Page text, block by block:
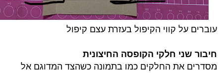
עוברים על קווי הקיפול בעזרת עצם קיפול
חיבור שני חלקי הקופסה החיצונית
מסדרים את החלקים כמו בתמונה כשהצד המדוגם אל